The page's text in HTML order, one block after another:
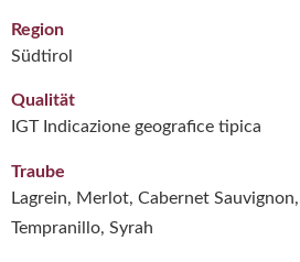
Region
Südtirol
Qualität
IGT Indicazione geografice tipica
Traube
Lagrein, Merlot, Cabernet
Tempranillo, Syrah